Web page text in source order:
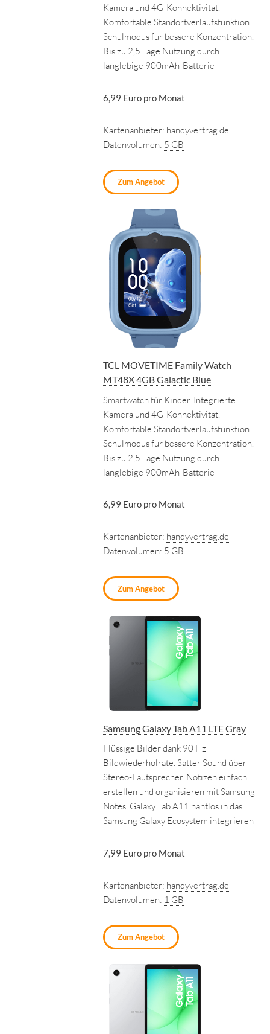
Kamera und 4G-Konnektivität.
Komfortable Standortverlaufsfunktion.
Schulmodus für bessere Konzentration.
Bis zu 2,5 Tage Nutzung durch
langlebige 900mAh-Batterie
6,99 Euro pro Monat
Kartenanbieter: handyvertrag.de
Datenvolumen: 5 GB
Zum Angebot
TCL MOVETIME Family Watch
MT48X 4GB Galactic Blue
Smartwatch für Kinder. Integrierte
Kamera und 4G-Konnektivität.
Komfortable Standortverlaufsfunktion.
Schulmodus für bessere Konzentration.
Bis zu 2,5 Tage Nutzung durch
langlebige 900mAh-Batterie
6,99 Euro pro Monat
Kartenanbieter: handyvertrag.de
Datenvolumen: 5 GB
Zum Angebot
Samsung Galaxy Tab A11 LTE Gray
Flüssige Bilder dank 90 Hz
Bildwiederholrate. Satter Sound über
Stereo-Lautsprecher. Notizen einfach
erstellen und organisieren mit Samsung
Notes. Galaxy Tab A11 nahtlos in das
Samsung Galaxy Ecosystem integrieren
7,99 Euro pro Monat
Kartenanbieter: handyvertrag.de
Datenvolumen: 1 GB
Zum Angebot